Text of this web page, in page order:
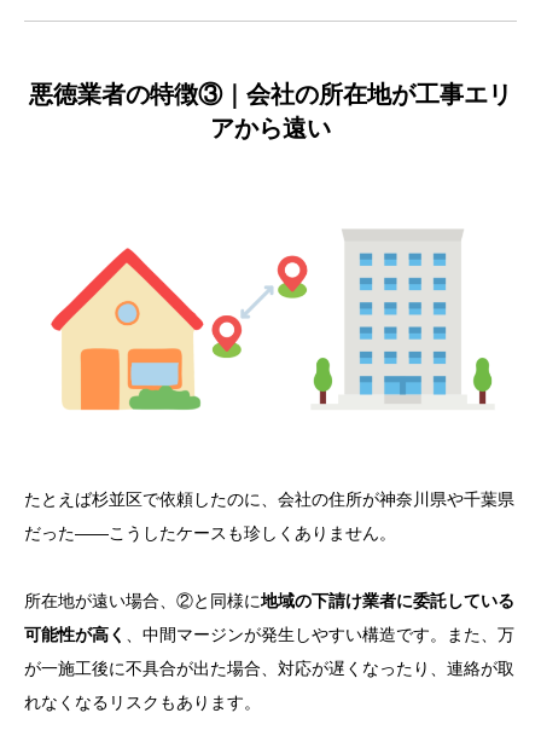
悪徳業者の特徴③｜会社の所在地が工事エリ
アから遠い
たとえば杉並区で依頼したのに、会社の住所が神奈川県や千葉県
だった——こうしたケースも珍しくありません。
所在地が遠い場合、②と同様に地域の下請け業者に委託している
可能性が高く
、中間マージンが発生しやすい構造です。また、万
が一施工後に不具合が出た場合、対応が遅くなったり、連絡が取
れなくなるリスクもあります。